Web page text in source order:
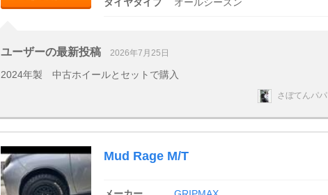
ユーザーの最新投稿 2026年7月25日
2024年製 中古ホイールとセットで購入
さぼてんパパ
Mud Rage M/T